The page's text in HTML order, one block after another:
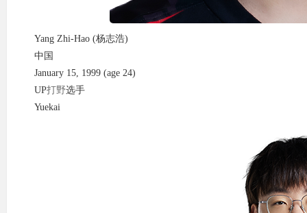
Yang Zhi-Hao (杨志浩)
中国
January 15, 1999 (age 24)
UP打野选手
Yuekai